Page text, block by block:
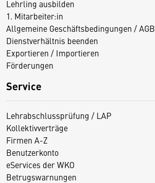
Lehrling ausbilden
1. Mitarbeiter:in
Allgemeine Geschäftsbedingungen / AGB
Dienstverhältnis beenden
Exportieren / Importieren
Förderungen
Service
Lehrabschlussprüfung / LAP
Kollektivverträge
Firmen A-Z
Benutzerkonto
eServices der WKO
Betrugswarnungen